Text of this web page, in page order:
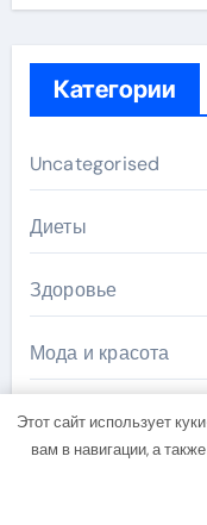
Категории
Uncategorised
Диеты
Здоровье
Мода и красота
Новости плюс
Этот сайт использует
вам в навигации, а